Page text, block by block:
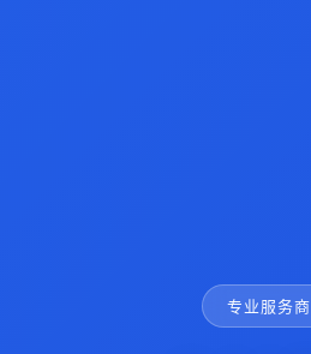
专业服务商